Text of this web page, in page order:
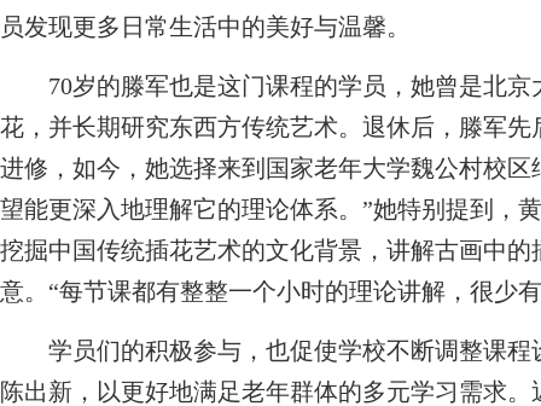
员发现更多日常生活中的美好与温馨。
70岁的滕军也是这门课程的学员，她曾是北京
花，并长期研究东西方传统艺术。退休后，滕军
进修，如今，她选择来到国家老年大学魏公村校
望能更深入地理解它的理论体系。”她特别提到，
挖掘中国传统插花艺术的文化背景，讲解古画中
意。“每节课都有整整一个小时的理论讲解，很少
学员们的积极参与，也促使学校不断调整课程
陈出新，以更好地满足老年群体的多元学习需求